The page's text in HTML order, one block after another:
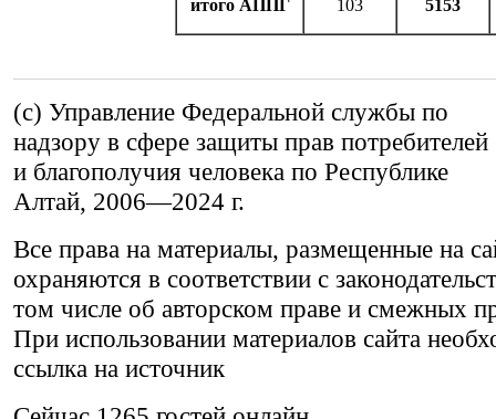
итого АППГ 103 5153
(c) Управление Федеральной службы по
надзору в сфере защиты прав потребителей
и благополучия человека по Республике
Алтай, 2006—2024 г.
Все права на материалы, размещенные на
охраняются в соответствии с
том числе об авторском праве и смежных
При использовании материалов сайта
ссылка на источник